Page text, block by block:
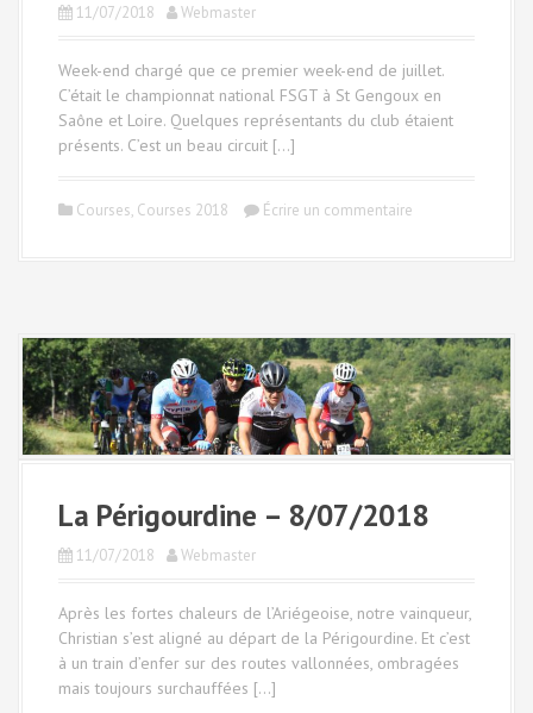
11/07/2018 Webmaster
Week-end chargé que ce premier week-end de juillet.
C’était le championnat national FSGT à St Gengoux en
Saône et Loire. Quelques représentants du club étaient
présents. C’est un beau circuit […]
Courses, Courses 2018 Écrire un commentaire
La Périgourdine – 8/07/2018
11/07/2018 Webmaster
Après les fortes chaleurs de l’Ariégeoise, notre vainqueur,
Christian s’est aligné au départ de la Périgourdine. Et c’est
à un train d’enfer sur des routes vallonnées, ombragées
mais toujours surchauffées […]